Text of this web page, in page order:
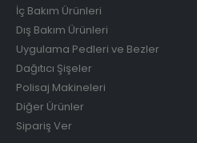
İç Bakım Ürünleri
Dış Bakım Ürünleri
Uygulama Pedleri ve Bezler
Dağıtıcı Şişeler
Polisaj Makineleri
Diğer Ürünler
Sipariş Ver